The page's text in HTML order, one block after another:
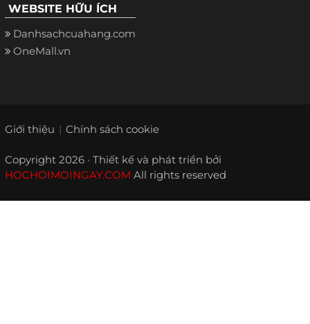
WEBSITE HỮU ÍCH
Danhsachcuahang.com
OneMall.vn
Giới thiệu Chính sách cookie
Copyright 2026 · Thiết kế và phát triển bởi
HOCHOIMOINGAY.COM All rights reserved